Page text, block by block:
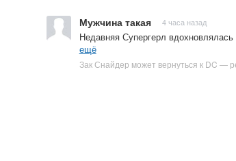
Мужчина такая 4 часа назад
Недавняя Супергерл вдохновлялась
ещё